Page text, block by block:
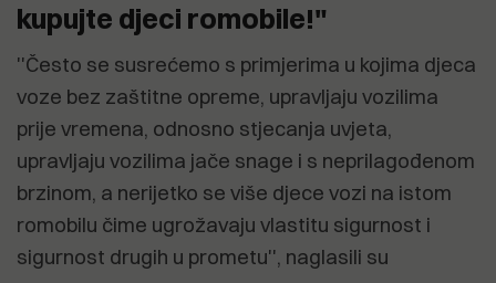
kupujte djeci romobile!"
''Često se susrećemo s primjerima u kojima djeca
voze bez zaštitne opreme, upravljaju vozilima
prije vremena, odnosno stjecanja uvjeta,
upravljaju vozilima jače snage i s neprilagođenom
brzinom, a nerijetko se više djece vozi na istom
romobilu čime ugrožavaju vlastitu sigurnost i
sigurnost drugih u prometu'', naglasili su